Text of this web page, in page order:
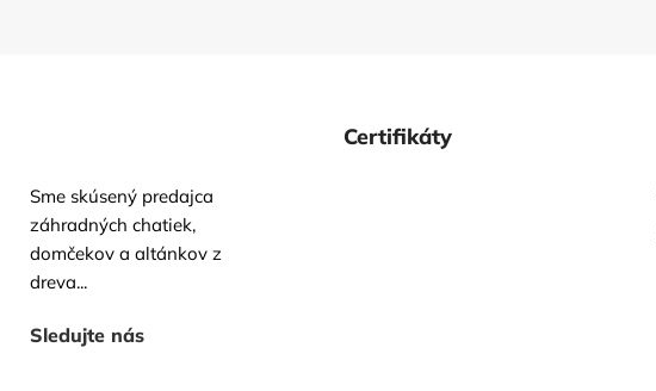
Sme skúsený predajca
záhradných chatiek,
domčekov a altánkov z
dreva...
Sledujte nás
Certifikáty